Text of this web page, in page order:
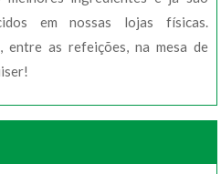
em nossas lojas físicas.
entre as refeições, na mesa de